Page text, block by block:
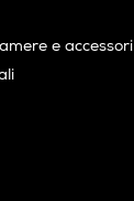
e accessori